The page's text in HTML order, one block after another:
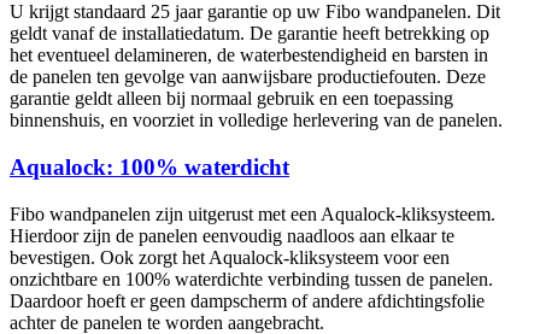
U krijgt standaard 25 jaar garantie op uw Fibo wandpanelen. Dit
geldt vanaf de installatiedatum. De garantie heeft betrekking op
het eventueel delamineren, de waterbestendigheid en barsten in
de panelen ten gevolge van aanwijsbare productiefouten. Deze
garantie geldt alleen bij normaal gebruik en een toepassing
binnenshuis, en voorziet in volledige herlevering van de panelen.
Aqualock: 100% waterdicht
Fibo wandpanelen zijn uitgerust met een Aqualock-kliksysteem.
Hierdoor zijn de panelen eenvoudig naadloos aan elkaar te
bevestigen. Ook zorgt het Aqualock-kliksysteem voor een
onzichtbare en 100% waterdichte verbinding tussen de panelen.
Daardoor hoeft er geen dampscherm of andere afdichtingsfolie
achter de panelen te worden aangebracht.